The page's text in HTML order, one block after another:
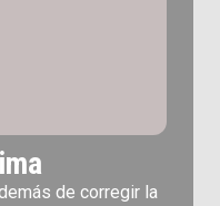
de corregir la